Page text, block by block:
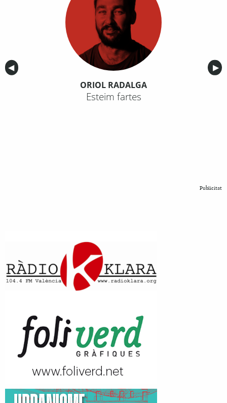
Anterior
◀︎ ▶︎
ORIOL RADALGA
Esteim fartes
Publicitat